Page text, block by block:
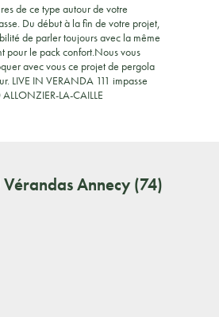
de ce type autour de votre
Du début à la fin de votre projet,
de parler toujours avec la même
pour le pack confort.Nous vous
avec vous ce projet de pergola
LIVE IN VERANDA 111 impasse
LA-CAILLE
Vérandas Annecy (74)